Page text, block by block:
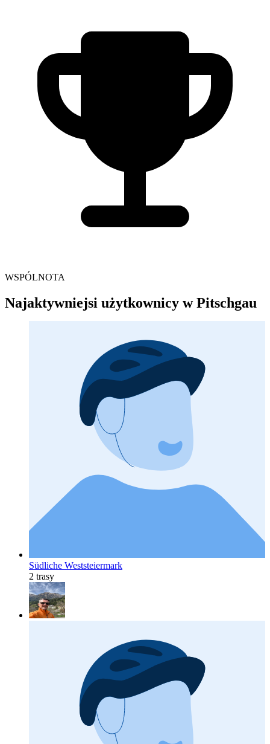
WSPÓLNOTA
Najaktywniejsi użytkownicy w Pitschgau
Südliche Weststeiermark
2 trasy